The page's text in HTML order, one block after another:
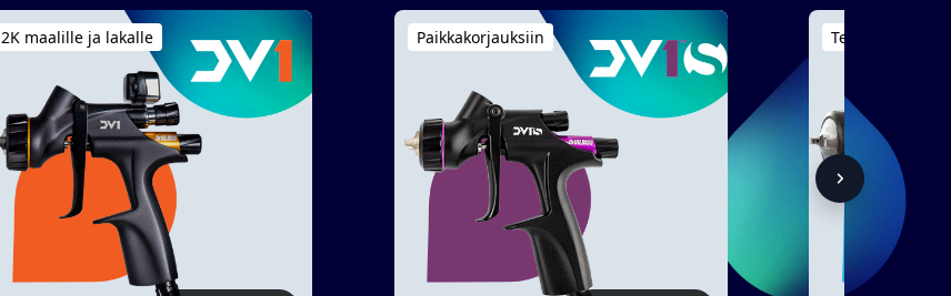
2K maalille ja lakalle Paikkakorjauksiin Teollisuudelle